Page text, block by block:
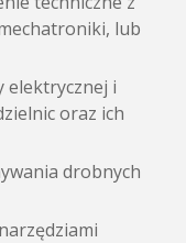
lub
elektrycznej i
oraz ich
drobnych